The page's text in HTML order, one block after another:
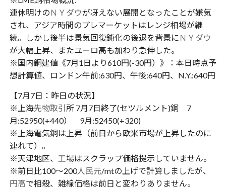
連休明けの ＮＹダウが冴えない展開となったことが嫌気
され、アジア時間のプレマーケットはレンジ相場が継
続。しかし後半は景気回復鈍化の後退を背景に ＮＹダウ
が大幅上昇、またユーロ高も加わり急伸した。
※国内銅建値《7月1日より610円(-30円）》：本日時点予
想計算値、ロンドン午前:630円、午後:640円、N.Y.:640円
【7月7日：昨日の状況】
※上海先物取引 所 7月7日終了(セツルメント)銅 7
月:52950(+440） 9月:52450(+320)
※上海電気銅は上昇（前日から欧米市場が上昇したのに
連れて）。
※天津地区、工場はスクラップ価格提示していません。
※前日比100〜200人民元/mtの上げで計算しましたが、
円高で相殺、雑線価格は前日と変わりありません。